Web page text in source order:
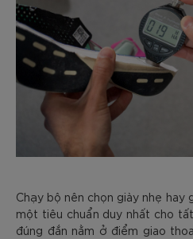
Chạy bộ nên chọn giày nhẹ hay
một tiêu chuẩn duy nhất cho
đúng đắn nằm ở điểm giao